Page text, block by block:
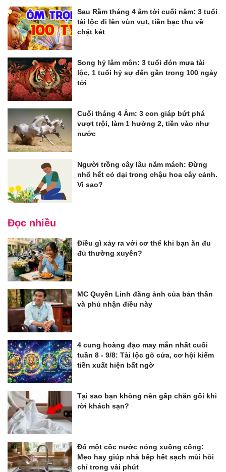
Sau Rằm tháng 4 âm tới cuối năm: 3 tuổi
tài lộc đi lên vùn vụt, tiền bạc thu về
chật két
Song hỷ lâm môn: 3 tuổi đón mưa tài
lộc, 1 tuổi hỷ sự đến gần trong 100 ngày
tới
Cuối tháng 4 Âm: 3 con giáp bứt phá
vượt trội, làm 1 hưởng 2, tiền vào như
nước
Người trồng cây lâu năm mách: Đừng
nhổ hết cỏ dại trong chậu hoa cây cảnh.
Vì sao?
Đọc nhiều
Điều gì xảy ra với cơ thể khi bạn ăn đu
đủ thường xuyên?
MC Quyền Linh đăng ảnh của bản thân
và phủ nhận điều này
4 cung hoàng đạo may mắn nhất cuối
tuần 8 - 9/8: Tài lộc gõ cửa, cơ hội kiếm
tiền xuất hiện bất ngờ
Tại sao bạn không nên gấp chăn gối khi
rời khách sạn?
Đổ một cốc nước nóng xuống cống:
Mẹo hay giúp nhà bếp hết sạch mùi hôi
chỉ trong vài phút